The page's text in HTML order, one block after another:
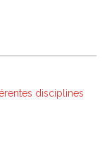
disciplines